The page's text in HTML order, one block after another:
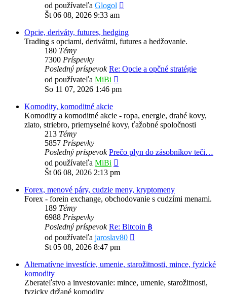
od používateľa Glogol
Št 06 08, 2026 9:33 am
Opcie, deriváty, futures, hedging
Trading s opciami, derivátmi, futures a hedžovanie.
180 Témy
7300 Príspevky
Posledný príspevok Re: Opcie a opčné stratégie
od používateľa MiBi
posledný
So 11 07, 2026 1:46 pm
Komodity, komoditné akcie
Komodity a komoditné akcie - ropa, energie, drahé kovy,
zlato, striebro, priemyselné kovy, ťažobné spoločnosti
213 Témy
5857 Príspevky
Posledný príspevok Prečo plyn do zásobníkov teči…
od používateľa MiBi
posledný
Št 06 08, 2026 2:13 pm
Forex, menové páry, cudzie meny, kryptomeny
Forex - forein exchange, obchodovanie s cudzími menami.
189 Témy
6988 Príspevky
Posledný príspevok Re: Bitcoin ฿
od používateľa jaroslav80
St 05 08, 2026 8:47 pm
Alternatívne investície, umenie, starožitnosti, mince, fyzické
komodity
Zberateľstvo a investovanie: mince, umenie, starožitnosti,
fyzicky držané komodity